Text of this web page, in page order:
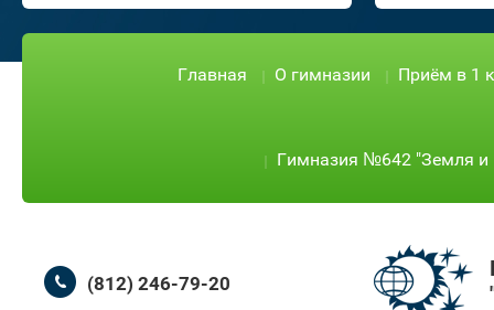
Главная О гимназии Приём в 1
Гимназия №642 "Земля и
(812) 246-79-20